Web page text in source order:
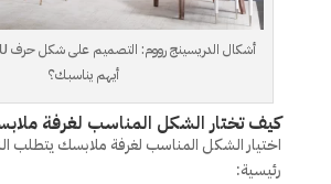
أيهم يناسبك؟
كيف تختار الشكل المناسب لغرفة
اختيار الشكل المناسب لغرفة ملابسك يتطلب
رئيسية: